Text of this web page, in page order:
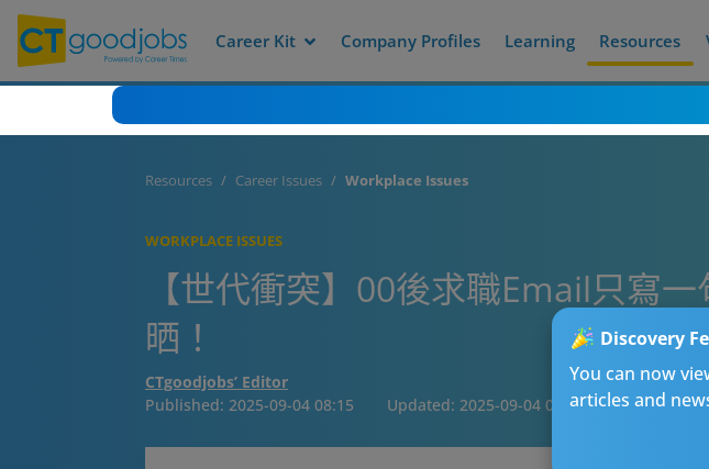
Career Kit Company Profiles Learning Resources
Discovery
You can now
articles and
Resources Career Issues Workplace Issues
WORKPLACE ISSUES
【世代衝突】00後求職Email只寫
晒！
CTgoodjobs’ Editor
Published: 2025-09-04 08:15 Updated: 2025-09-04 08:15